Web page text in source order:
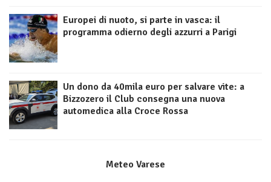
Europei di nuoto, si parte in vasca: il
programma odierno degli azzurri a Parigi
Un dono da 40mila euro per salvare vite: a
Bizzozero il Club consegna una nuova
automedica alla Croce Rossa
Meteo Varese